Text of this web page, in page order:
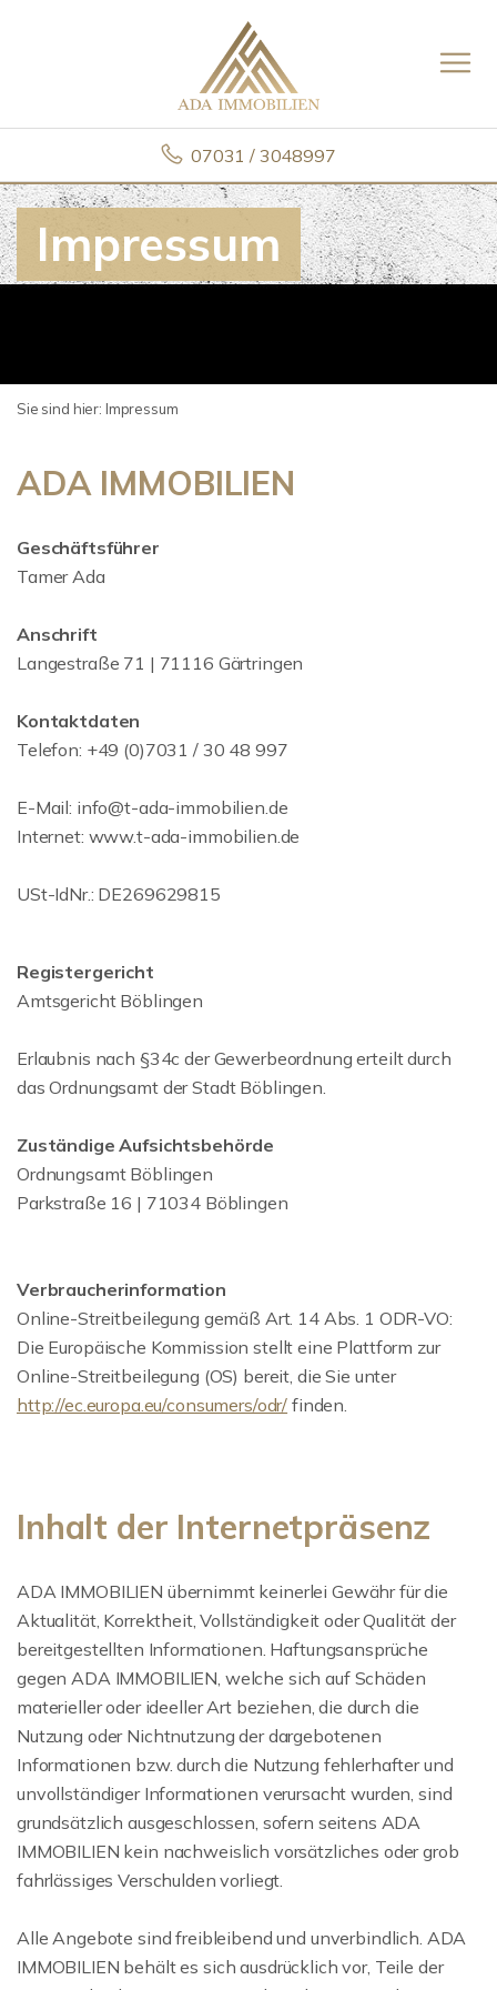
07031 / 3048997
Impressum
Sie sind hier: Impressum
ADA IMMOBILIEN
Geschäftsführer
Tamer Ada
Anschrift
Langestraße 71 | 71116 Gärtringen
Kontaktdaten
Telefon: +49 (0)7031 / 30 48 997
E-Mail: info@t-ada-immobilien.de
Internet: www.t-ada-immobilien.de
USt-IdNr.: DE269629815
Registergericht
Amtsgericht Böblingen
Erlaubnis nach §34c der Gewerbeordnung erteilt durch
das Ordnungsamt der Stadt Böblingen.
Zuständige Aufsichtsbehörde
Ordnungsamt Böblingen
Parkstraße 16 | 71034 Böblingen
Verbraucherinformation
Online-Streitbeilegung gemäß Art. 14 Abs. 1 ODR-VO:
Die Europäische Kommission stellt eine Plattform zur
Online-Streitbeilegung (OS) bereit, die Sie unter
http://ec.europa.eu/consumers/odr/ finden.
Inhalt der Internetpräsenz
ADA IMMOBILIEN übernimmt keinerlei Gewähr für die
Aktualität, Korrektheit, Vollständigkeit oder Qualität der
bereitgestellten Informationen. Haftungsansprüche
gegen ADA IMMOBILIEN, welche sich auf Schäden
materieller oder ideeller Art beziehen, die durch die
Nutzung oder Nichtnutzung der dargebotenen
Informationen bzw. durch die Nutzung fehlerhafter und
unvollständiger Informationen verursacht wurden, sind
grundsätzlich ausgeschlossen, sofern seitens ADA
IMMOBILIEN kein nachweislich vorsätzliches oder grob
fahrlässiges Verschulden vorliegt.
Alle Angebote sind freibleibend und unverbindlich. ADA
IMMOBILIEN behält es sich ausdrücklich vor, Teile der